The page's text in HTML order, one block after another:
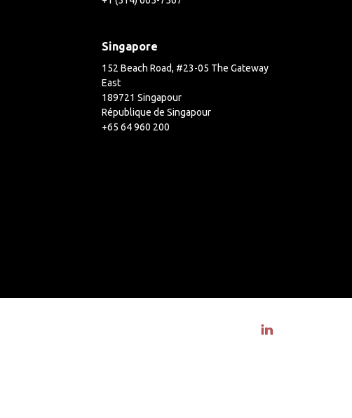
Singapore
152 Beach Road, #23-05 The Gateway
East
189721 Singapour
République de Singapour
+65 64 960 200